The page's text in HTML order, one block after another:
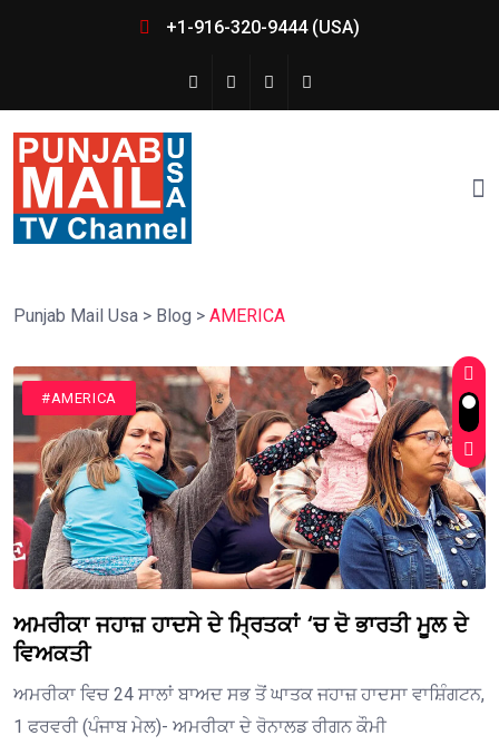
+1-916-320-9444 (USA)
Punjab Mail Usa > Blog > AMERICA
#AMERICA
ਅਮਰੀਕਾ ਜਹਾਜ਼ ਹਾਦਸੇ ਦੇ ਮ੍ਰਿਤਕਾਂ ‘ਚ ਦੋ ਭਾਰਤੀ ਮੂਲ ਦੇ
ਵਿਅਕਤੀ
ਅਮਰੀਕਾ ਵਿਚ 24 ਸਾਲਾਂ ਬਾਅਦ ਸਭ ਤੋਂ ਘਾਤਕ ਜਹਾਜ਼ ਹਾਦਸਾ ਵਾਸ਼ਿੰਗਟਨ,
1 ਫਰਵਰੀ (ਪੰਜਾਬ ਮੇਲ)- ਅਮਰੀਕਾ ਦੇ ਰੋਨਾਲਡ ਰੀਗਨ ਕੌਮੀ